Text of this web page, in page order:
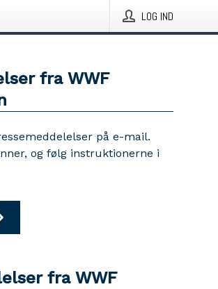
LOG IND
fra WWF
på e-mail.
og følg instruktionerne i
fra WWF